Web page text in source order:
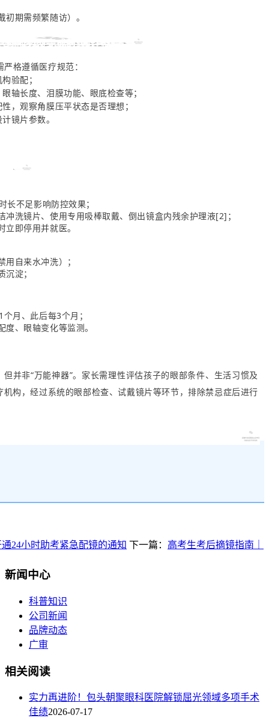
期需频繁随访）。
配前必须完成的“硬性条件”
格遵循医疗规范：
验配；
轴长度、泪膜功能、眼底检查等；
，观察角膜压平状态是否理想；
镜片参数。
不足影响防控效果；
冲洗镜片、使用专用吸棒取戴、倒出镜盒内残余护理液[2]；
即停用并就医。
自来水冲洗）；
淀；
月、此后每3个月；
、眼轴变化等监测。
并非“万能神器”。家长需理性评估孩子的眼部条件、生活习惯及
构，经过系统的眼部检查、试戴镜片等环节，排除禁忌症后进行
24小时助考紧急配镜的通知 下一篇： 高考生考后摘镜指南｜
新闻中心
科普知识
公司新闻
品牌动态
广审
相关阅读
实力再进阶！包头朝聚眼科医院解锁屈光领域多项手术
佳绩2026-07-17